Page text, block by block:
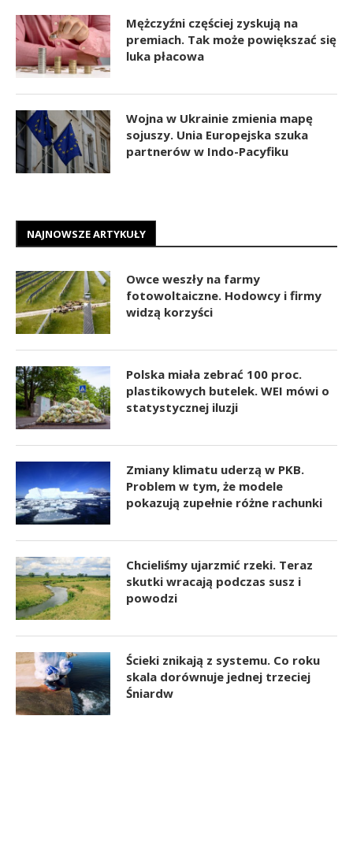
Mężczyźni częściej zyskują na
premiach. Tak może powiększać się
luka płacowa
Wojna w Ukrainie zmienia mapę
sojuszy. Unia Europejska szuka
partnerów w Indo-Pacyfiku
NAJNOWSZE ARTYKUŁY
Owce weszły na farmy
fotowoltaiczne. Hodowcy i firmy
widzą korzyści
Polska miała zebrać 100 proc.
plastikowych butelek. WEI mówi o
statystycznej iluzji
Zmiany klimatu uderzą w PKB.
Problem w tym, że modele
pokazują zupełnie różne rachunki
Chcieliśmy ujarzmić rzeki. Teraz
skutki wracają podczas susz i
powodzi
Ścieki znikają z systemu. Co roku
skala dorównuje jednej trzeciej
Śniardw